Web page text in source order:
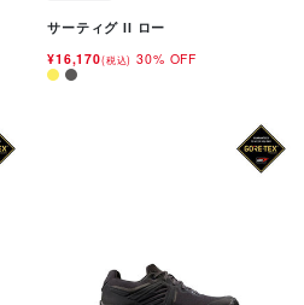
サーティグ II ロー
¥16,170(税込) 30% OFF